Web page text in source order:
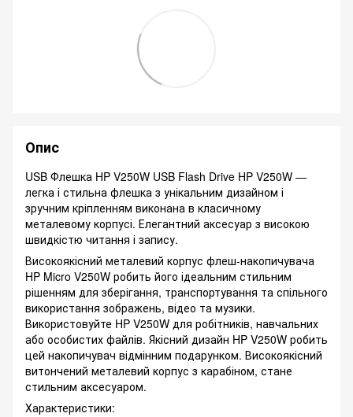
Опис
USB Флешка HP V250W USB Flash Drive HP V250W —
легка і стильна флешка з унікальним дизайном і
зручним кріпленням виконана в класичному
металевому корпусі. Елегантний аксесуар з високою
швидкістю читання і запису.
Високоякісний металевий корпус флеш-накопичувача
HP Micro V250W робить його ідеальним стильним
рішенням для зберігання, транспортування та спільного
використання зображень, відео та музики.
Використовуйте HP V250W для робітників, навчальних
або особистих файлів. Якісний дизайн HP V250W робить
цей накопичувач відмінним подарунком. Високоякісний
витончений металевий корпус з карабіном, стане
стильним аксесуаром.
Характеристики: